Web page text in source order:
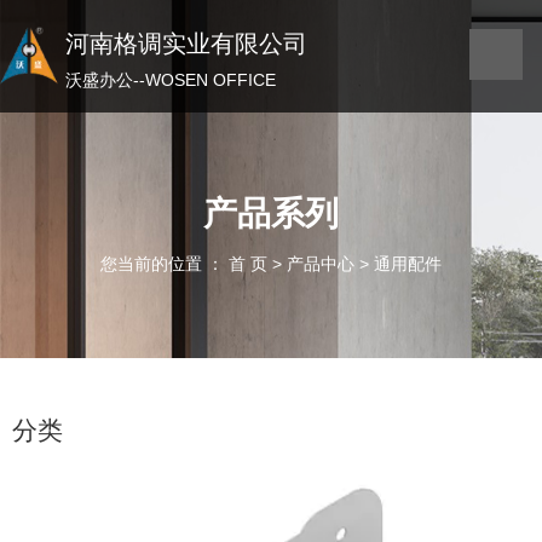
河南格调实业有限公司
沃盛办公——WOSEN OFFICE
河南格调实业有限公司
沃盛办公--WOSEN OFFICE
产品系列
您当前的位置 ： 首 页 > 产品中心 > 通用配件
分类